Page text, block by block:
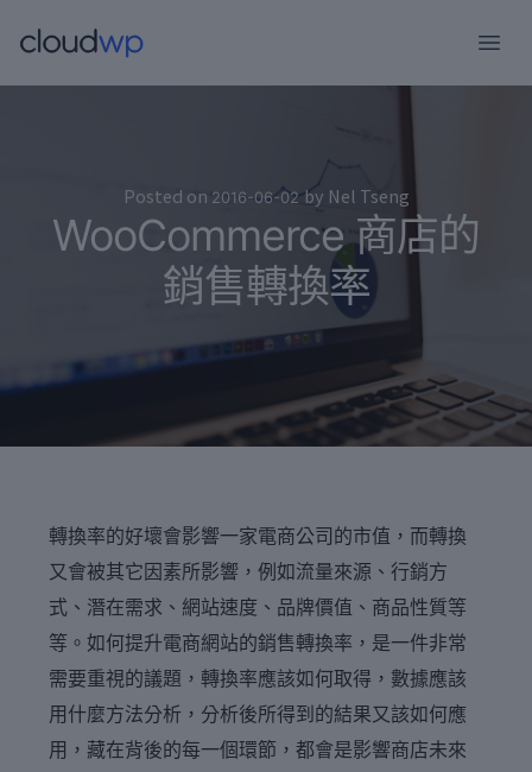
Posted on 2016-06-02 by Nel Tseng
WooCommerce 商店的
銷售轉換率
轉換率的好壞會影響一家電商公司的市值，而轉換
又會被其它因素所影響，例如流量來源、行銷方
式、潛在需求、網站速度、品牌價值、商品性質等
等。如何提升電商網站的銷售轉換率，是一件非常
需要重視的議題，轉換率應該如何取得，數據應該
用什麼方法分析，分析後所得到的結果又該如何應
用，藏在背後的每一個環節，都會是影響商店未來